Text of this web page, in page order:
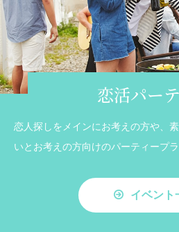
恋活パー
恋人探しをメインにお考えの方や、
いとお考えの方向けのパーティープラ
イベント